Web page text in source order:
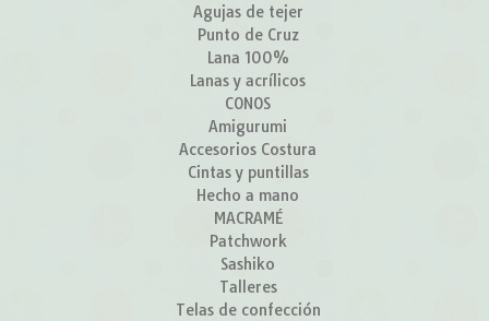
Agujas de tejer
Punto de Cruz
Lana 100%
Lanas y acrílicos
CONOS
Amigurumi
Accesorios Costura
Cintas y puntillas
Hecho a mano
MACRAMÉ
Patchwork
Sashiko
Talleres
Telas de confección